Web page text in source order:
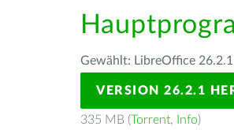
Gewählt: LibreOffice
VERSION 26.2.1
335 MB (Torrent, Info)